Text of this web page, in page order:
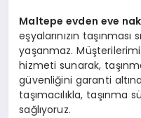
Maltepe evden eve
eşyalarınızın
yaşanmaz.
hizmeti sunarak,
güvenliğini garanti
taşımacılıkla, taşınma
sağlıyoruz.